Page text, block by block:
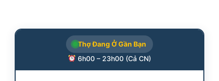
Thợ Đang Ở Gần Bạn
6h00 – 23h00 (Cả CN)